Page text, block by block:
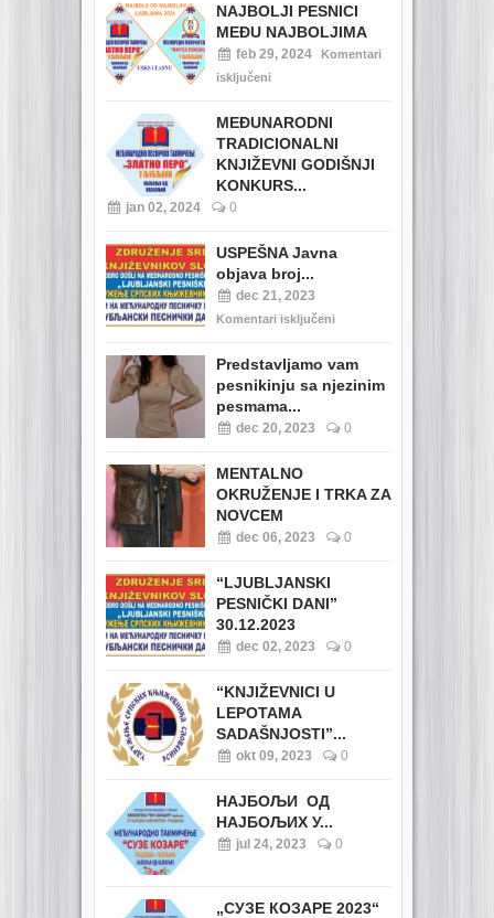
NAJBOLJI PESNICI
MEĐU NAJBOLJIMA
feb 29, 2024
Komentari
isključeni
MEĐUNARODNI
TRADICIONALNI
KNJIŽEVNI GODIŠNJI
KONKURS...
jan 02, 2024 0
USPEŠNA Javna
objava broj...
dec 21, 2023
Komentari isključeni
Predstavljamo vam
pesnikinju sa njezinim
pesmama...
dec 20, 2023 0
MENTALNO
OKRUŽENJE I TRKA ZA
NOVCEM
dec 06, 2023 0
“LJUBLJANSKI
PESNIČKI DANI”
30.12.2023
dec 02, 2023 0
“KNJIŽEVNICI U
LEPOTAMA
SADAŠNJOSTI”...
okt 09, 2023 0
НАЈБОЉИ ОД
НАЈБОЉИХ У...
jul 24, 2023 0
„СУЗЕ КОЗАРЕ 2023“